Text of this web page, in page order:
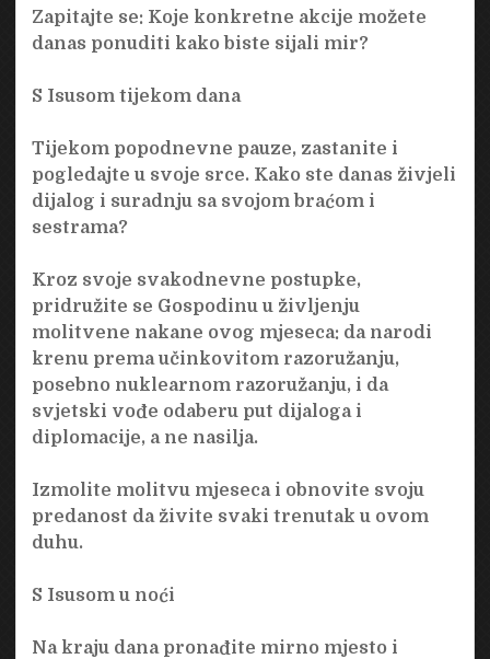
Zapitajte se: Koje konkretne akcije možete
danas ponuditi kako biste sijali mir?
S Isusom tijekom dana
Tijekom popodnevne pauze, zastanite i
pogledajte u svoje srce. Kako ste danas živjeli
dijalog i suradnju sa svojom braćom i
sestrama?
Kroz svoje svakodnevne postupke,
pridružite se Gospodinu u življenju
molitvene nakane ovog mjeseca: da narodi
krenu prema učinkovitom razoružanju,
posebno nuklearnom razoružanju, i da
svjetski vođe odaberu put dijaloga i
diplomacije, a ne nasilja.
Izmolite molitvu mjeseca i obnovite svoju
predanost da živite svaki trenutak u ovom
duhu.
S Isusom u noći
Na kraju dana pronađite mirno mjesto i